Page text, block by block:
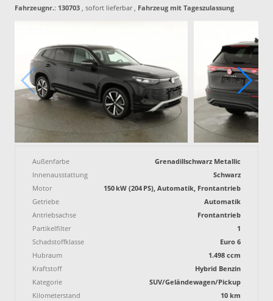
Fahrzeugnr.: 130703 , sofort lieferbar, Fahrzeug mit Tageszulassung
Außenfarbe
Grenadillschwarz Metallic
Innenausstattung
Schwarz
Motor
150 kW (204 PS), Automatik, Frontantrieb
Getriebe
Automatik
Antriebsachse
Frontantrieb
Partikelfilter
1
Schadstoffklasse
Euro 6
Hubraum
1.498 ccm
Kraftstoff
Hybrid Benzin
Kategorie
SUV/Geländewagen/Pickup
Kilometerstand
10 km